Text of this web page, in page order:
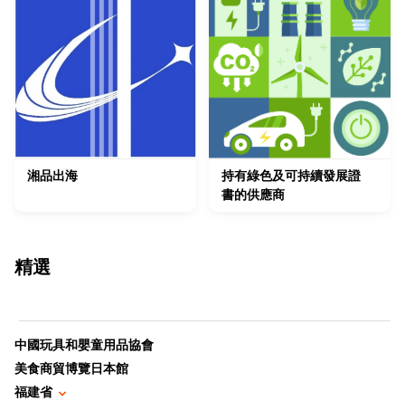
湘品出海
持有綠色及可持續發展證
書的供應商
精選
中國玩具和嬰童用品協會
美食商貿博覽日本館
福建省